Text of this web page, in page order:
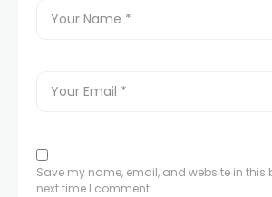
Save my name, email, and website in this
next time I comment.